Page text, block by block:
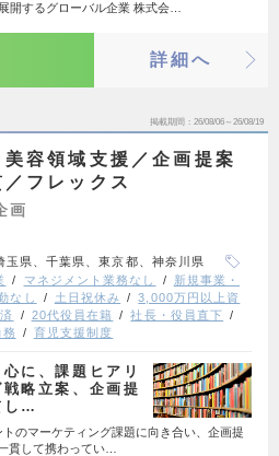
開するグローバル企業 株式会…
詳細へ
掲載期間 26/08/06～26/08/19
美容領域支援／企画提案
フレックス
画
玉県、千葉県、東京都、神奈川県
マネジメント業務なし
新規事業・
なし 土日祝休み
3,000万円以上資
20代役員在籍
社長・役員直下
務 育児支援制度
に、課題ヒアリ
略立案、企画提
し…
のマーケティング課題に向き合い、企画提
貫して携わってい…